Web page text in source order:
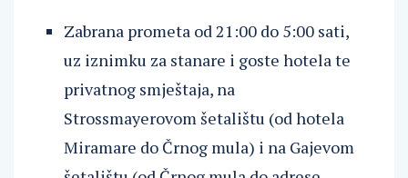
Zabrana prometa od 21:00 do 5:00 sati,
uz iznimku za stanare i goste hotela te
privatnog smještaja, na
Strossmayerovom šetalištu (od hotela
Miramare do Črnog mula) i na Gajevom